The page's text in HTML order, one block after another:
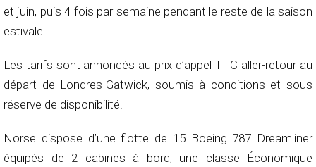
et juin, puis 4 fois par semaine pendant le reste de la saison
estivale.
Les tarifs sont annoncés au prix d’appel TTC aller-retour au
départ de Londres-Gatwick, soumis à conditions et sous
réserve de disponibilité.
Norse dispose d’une flotte de 15 Boeing 787 Dreamliner
équipés de 2 cabines à bord, une classe Économique